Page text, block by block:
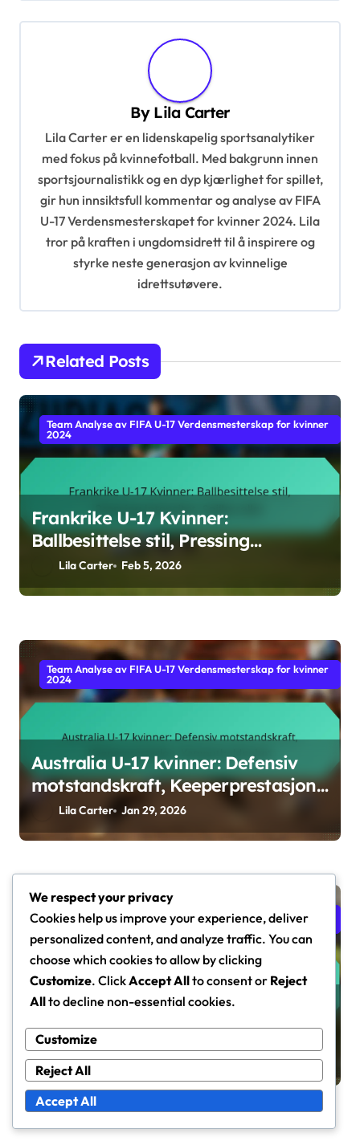
By Lila Carter
Lila Carter er en lidenskapelig sportsanalytiker
med fokus på kvinnefotball. Med bakgrunn innen
sportsjournalistikk og en dyp kjærlighet for spillet,
gir hun innsiktsfull kommentar og analyse av FIFA
U-17 Verdensmesterskapet for kvinner 2024. Lila
tror på kraften i ungdomsidrett til å inspirere og
styrke neste generasjon av kvinnelige
idrettsutøvere.
Related Posts
Team Analyse av FIFA U-17 Verdensmesterskap for kvinner
2024
Frankrike U-17 Kvinner:
Ballbesittelse stil, Pressing
intensitet, Spillerroller
Lila Carter Feb 5, 2026
Team Analyse av FIFA U-17 Verdensmesterskap for kvinner
2024
Australia U-17 kvinner: Defensiv
motstandskraft, Keeperprestasjon,
Kamputholdenhet
Lila Carter Jan 29, 2026
Team Analyse av FIFA U-17 Verdensmesterskap for kvinner
2024
Sverige U-17 kvinner: Taktisk
bevissthet, Spillerversatilitet,
Måltrusler
Lila Carter Jan 28, 2026
We respect your privacy
Cookies help us improve your experience, deliver
personalized content, and analyze traffic. You can
choose which cookies to allow by clicking
Customize. ClickAccept Allto consent or Reject
Allto decline non-essential cookies.
Customize
Reject All
Accept All